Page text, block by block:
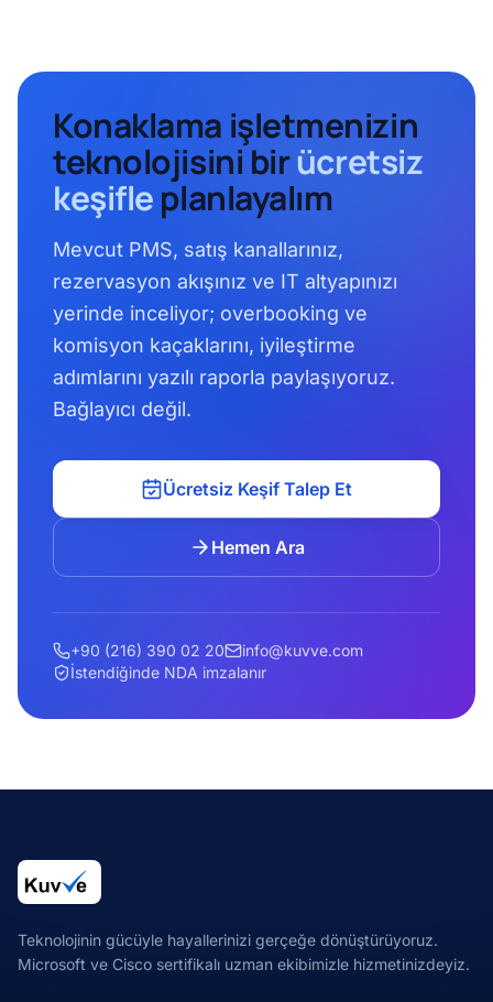
Konaklama işletmenizin
teknolojisini birücretsiz
keşifleplanlayalım
Mevcut PMS, satış kanallarınız,
rezervasyon akışınız ve IT altyapınızı
yerinde inceliyor; overbooking ve
komisyon kaçaklarını, iyileştirme
adımlarını yazılı raporla paylaşıyoruz.
Bağlayıcı değil.
Ücretsiz Keşif Talep Et
Hemen Ara
+90 (216) 390 02 20
info@kuvve.com
İstendiğinde NDA imzalanır
Teknolojinin gücüyle hayallerinizi gerçeğe dönüştürüyoruz.
Microsoft ve Cisco sertifikalı uzman ekibimizle hizmetinizdeyiz.